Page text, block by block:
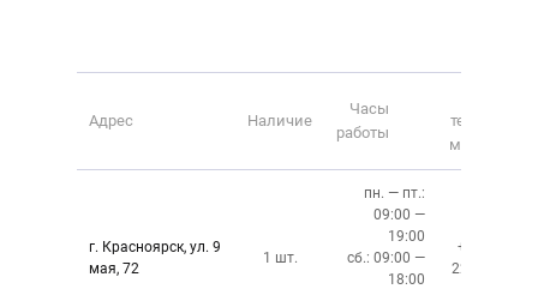
Адрес Наличие
Часы
работы
телефона
магазина
г. Красноярск, ул. 9
мая, 72
1 шт.
пн. — пт.:
09:00 —
19:00
сб.: 09:00 —
18:00
+7 (391)
228-6-608